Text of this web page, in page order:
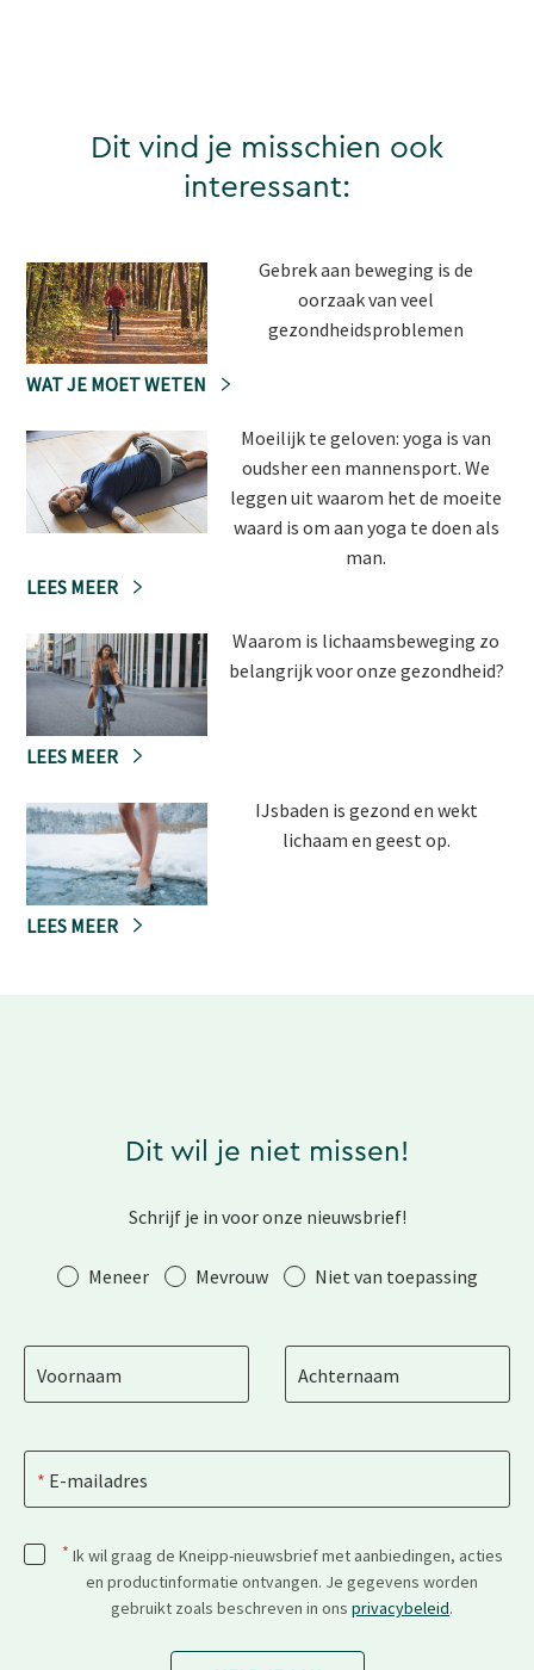
Dit vind je misschien ook
interessant:
Gebrek aan beweging is de
oorzaak van veel
gezondheidsproblemen
WAT JE MOET WETEN
Moeilijk te geloven: yoga is van
oudsher een mannensport. We
leggen uit waarom het de moeite
waard is om aan yoga te doen als
man.
LEES MEER
Waarom is lichaamsbeweging zo
belangrijk voor onze gezondheid?
LEES MEER
IJsbaden is gezond en wekt
lichaam en geest op.
LEES MEER
Dit wil je niet missen!
Schrijf je in voor onze nieuwsbrief!
AanhefMeneer Mevrouw Niet van toepassing
Voornaam Achternaam
E-mailadres
* Ik wil graag de Kneipp-nieuwsbrief met aanbiedingen, acties
en productinformatie ontvangen. Je gegevens worden
gebruikt zoals beschreven in ons privacybeleid.